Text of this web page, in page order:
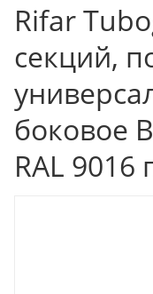
Rifar
секций,
боковое
RAL 9016